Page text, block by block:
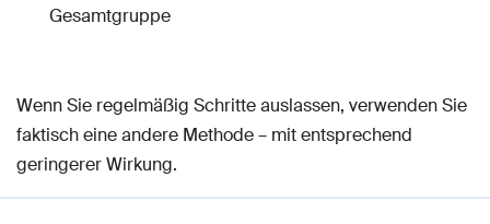
Gesamtgruppe
Wenn Sie regelmäßig Schritte auslassen, verwenden Sie
faktisch eine andere Methode – mit entsprechend
geringerer Wirkung.